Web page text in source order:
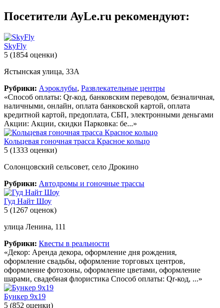
Посетители AyLe.ru рекомендуют:
SkyFly
5 (1854 оценки)
Ястынская улица, 33А
Рубрики: Аэроклубы, Развлекательные центры
«Способ оплаты: Qr-код, банковским переводом, безналичная,
наличными, онлайн, оплата банковской картой, оплата
кредитной картой, предоплата, СБП, электронными деньгами
Акции: Акции, скидки Парковка: бе...»
Кольцевая гоночная трасса Красное кольцо
5 (1333 оценки)
Солонцовский сельсовет, село Дрокино
Рубрики: Автодромы и гоночные трассы
Гуд Найт Шоу
5 (1267 оценок)
улица Ленина, 111
Рубрики: Квесты в реальности
«Декор: Аренда декора, оформление дня рождения,
оформление свадьбы, оформление торговых центров,
оформление фотозоны, оформление цветами, оформление
шарами, свадебная флористика Способ оплаты: Qr-код, ...»
Бункер 9х19
5 (852 оценки)